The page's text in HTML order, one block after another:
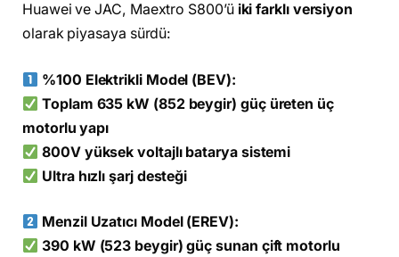
Huawei ve JAC, Maextro S800’ü iki farklı versiyon
olarak piyasaya sürdü:
%100 Elektrikli Model (BEV):
Toplam 635 kW (852 beygir) güç üreten üç
motorlu yapı
800V yüksek voltajlı batarya sistemi
Ultra hızlı şarj desteği
Menzil Uzatıcı Model (EREV):
390 kW (523 beygir) güç sunan çift motorlu